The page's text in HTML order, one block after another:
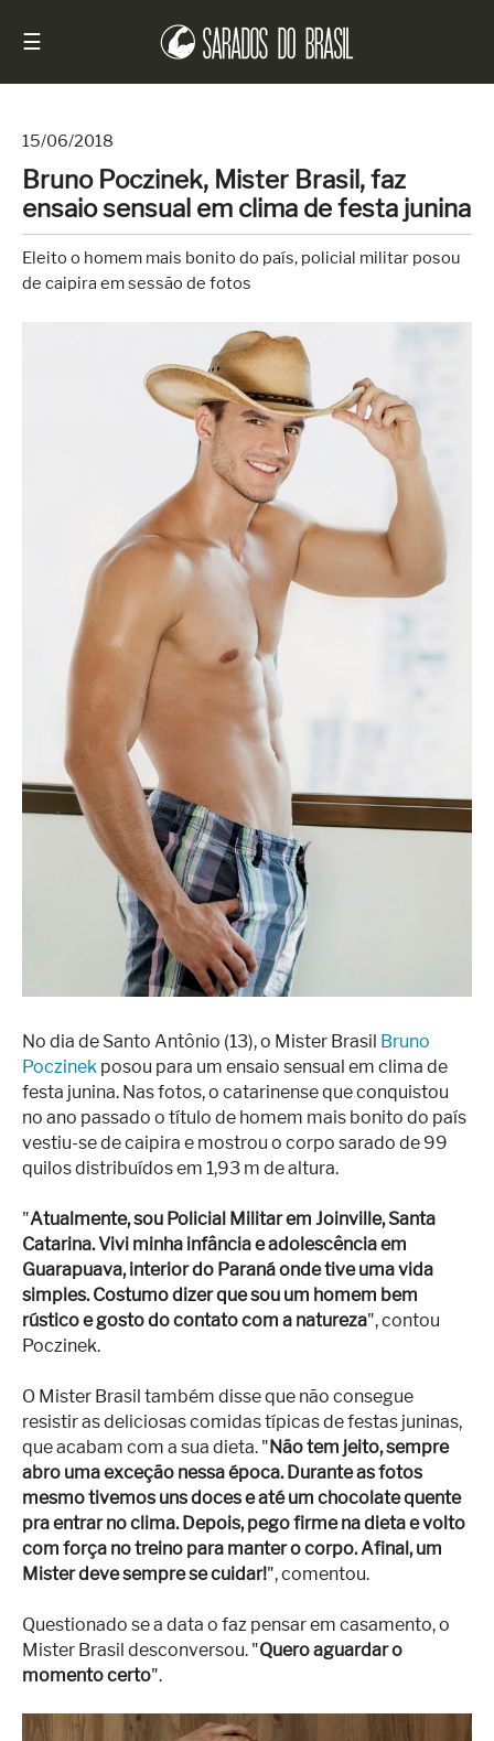
☰
Início
Notícias
Sarados
do
Fisiculturismo
Anabolizantes
Suplementação
Alimentação
Saúde
Ensaios
Concursos
15/06/2018
Bruno Poczinek, Mister Brasil, faz
ensaio sensual em clima de festa junina
Eleito o homem mais bonito do país, policial militar posou
de caipira em sessão de fotos
No dia de Santo Antônio (13), o Mister Brasil Bruno
Poczinek posou para um ensaio sensual em clima de
festa junina. Nas fotos, o catarinense que conquistou
no ano passado o título de homem mais bonito do país
vestiu-se de caipira e mostrou o corpo sarado de 99
quilos distribuídos em 1,93 m de altura.
"Atualmente, sou Policial Militar em Joinville, Santa
Catarina. Vivi minha infância e adolescência em
Guarapuava, interior do Paraná onde tive uma vida
simples. Costumo dizer que sou um homem bem
rústico e gosto do contato com a natureza", contou
Poczinek.
O Mister Brasil também disse que não consegue
resistir as deliciosas comidas típicas de festas juninas,
que acabam com a sua dieta. "Não tem jeito, sempre
abro uma exceção nessa época. Durante as fotos
mesmo tivemos uns doces e até um chocolate quente
pra entrar no clima. Depois, pego firme na dieta e volto
com força no treino para manter o corpo. Afinal, um
Mister deve sempre se cuidar!", comentou.
Questionado se a data o faz pensar em casamento, o
Mister Brasil desconversou. "Quero aguardar o
momento certo".